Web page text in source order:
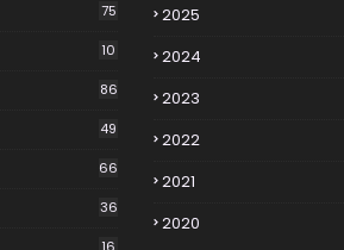
75
10
86
49
66
36
2025
2024
2023
2022
2021
2020